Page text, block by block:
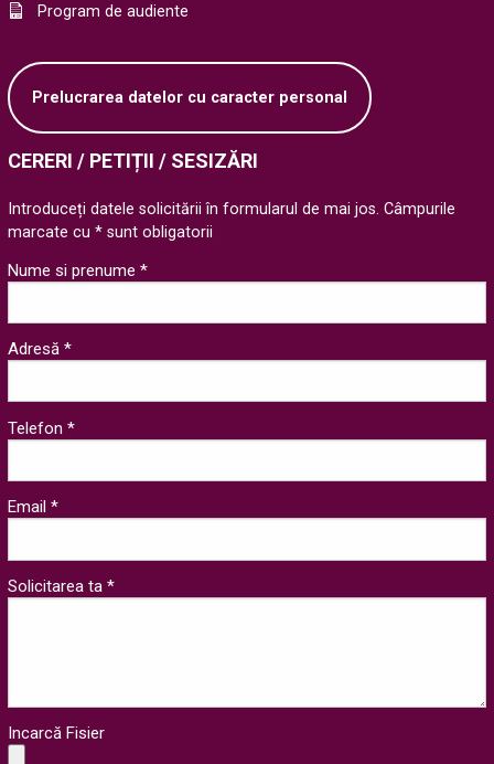
Program de audiente
Prelucrarea datelor cu caracter personal
CERERI / PETIȚII / SESIZĂRI
Introduceți datele solicitării în formularul de mai jos. Câmpurile
marcate cu * sunt obligatorii
Nume si prenume *
Adresă *
Telefon *
Email *
Solicitarea ta *
Incarcă Fisier